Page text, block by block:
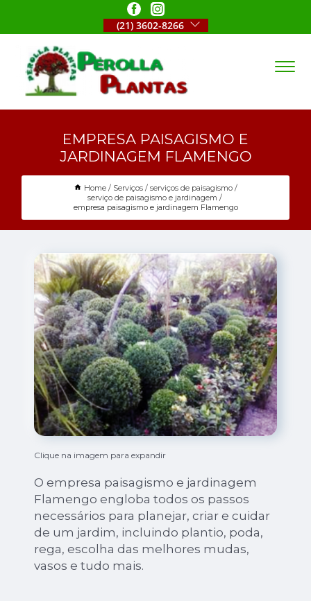
(21) 3602-8266
EMPRESA PAISAGISMO E
JARDINAGEM FLAMENGO
Home Serviços
serviços de paisagismo
serviço de paisagismo e jardinagem
empresa paisagismo e jardinagem Flamengo
Clique na imagem para expandir
O empresa paisagismo e jardinagem
Flamengo engloba todos os passos
necessários para planejar, criar e cuidar
de um jardim, incluindo plantio, poda,
rega, escolha das melhores mudas,
vasos e tudo mais.